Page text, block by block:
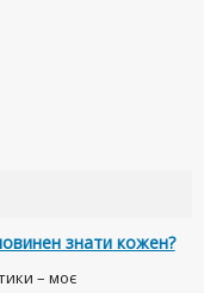
знати кожен?
– моє